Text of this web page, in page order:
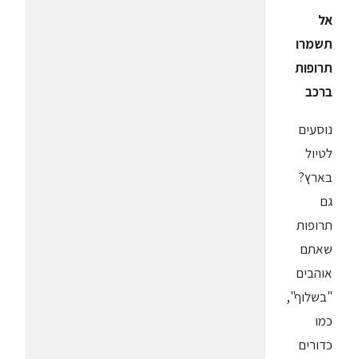
אל
תשמרו
תרופות
ברכב
נוסעים
לטיול
בארץ?
גם
תרופות
שאתם
אוהבים
"בשלוף",
כמו
כדורים